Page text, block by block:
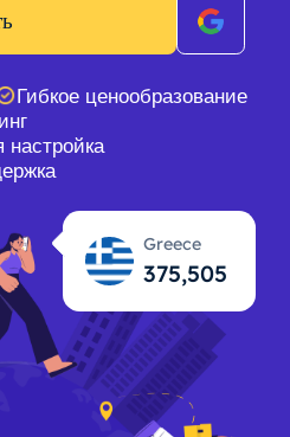
Гибкое ценообразование
настройка
Greece
375,506